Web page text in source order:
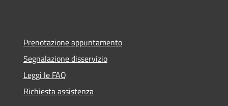
Prenotazione appuntamento
Segnalazione disservizio
Leggi le FAQ
Richiesta assistenza